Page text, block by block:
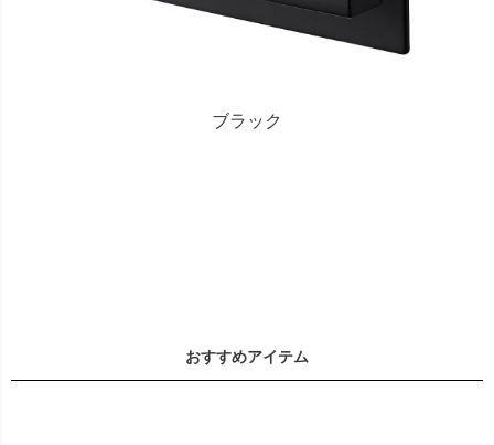
ブラック
おすすめアイテム